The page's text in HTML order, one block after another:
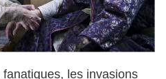
les invasions